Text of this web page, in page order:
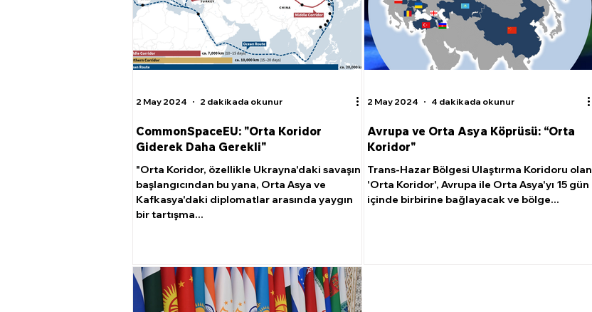
CommonSpaceEU: "Orta Koridor
Giderek Daha Gerekli"
"Orta Koridor, özellikle Ukrayna'daki savaşın
başlangıcından bu yana, Orta Asya ve
Kafkasya'daki diplomatlar arasında yaygın
bir tartışma...
2 May 2024 2 dakikada okunur
Avrupa ve Orta Asya Köprüsü: “Orta
Koridor"
Trans-Hazar Bölgesi Ulaştırma Koridoru olan
'Orta Koridor', Avrupa ile Orta Asya'yı 15 gün
içinde birbirine bağlayacak ve bölge...
2 May 2024 4 dakikada okunur